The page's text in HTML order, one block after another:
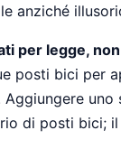
anziché
per legge,
posti bici per
uno
di posti bici;